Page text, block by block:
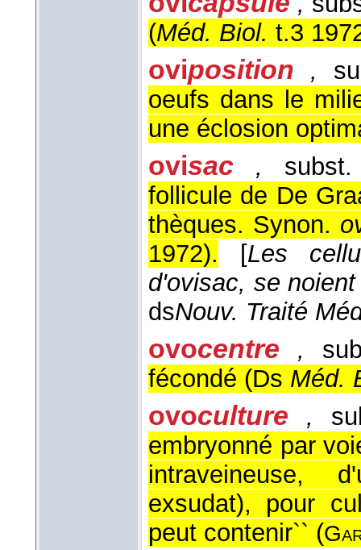
(Méd. Biol. t.3
oviposition ,
oeufs dans le
une éclosion
ovisac ,
follicule de De
thèques. Synon.
1972). [Les
d'ovisac, se
dsNouv. Traité
ovocentre ,
fécondé (Ds Méd.
ovoculture ,
embryonné par
intraveineuse,
exsudat), pour
peut contenir`` (